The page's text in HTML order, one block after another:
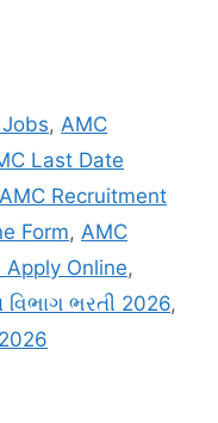
, AMC
Last Date
AMC Recruitment
Form, AMC
Apply Online,
વિભાગ ભરતી 2026,